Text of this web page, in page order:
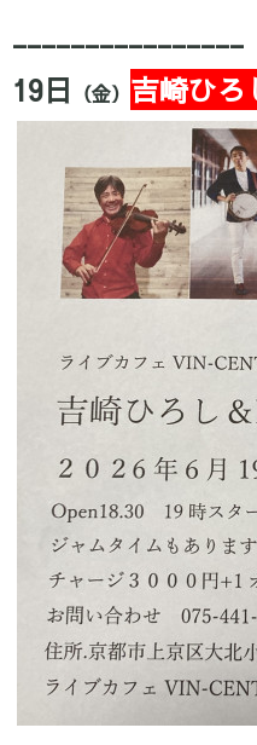
________________
19日 （金） 吉崎ひ